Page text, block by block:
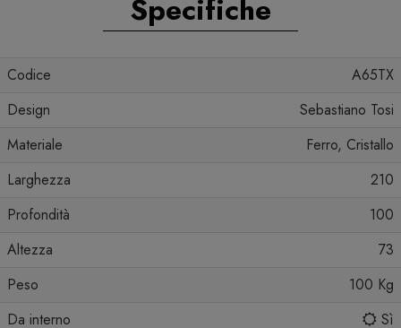
Specifiche
Codice
A65TX
Design
Sebastiano Tosi
Materiale
Ferro, Cristallo
Larghezza
210
Profondità
100
Altezza
73
Peso
100 Kg
Da interno
Sì